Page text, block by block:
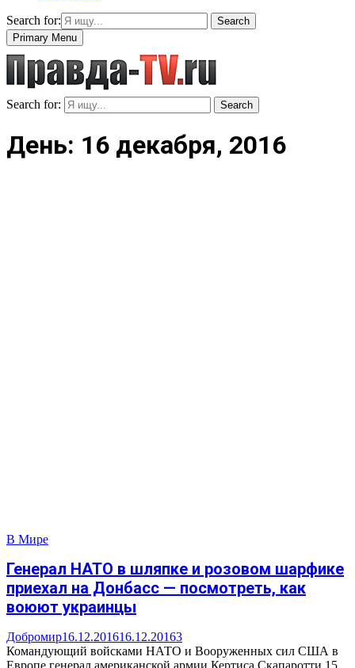
Search for:
Search
Primary Menu
Search for: Search
День: 16 декабря, 2016
В Мире
Генерал НАТО в шляпке и розовом шарфике
приехал на Донбасс — посмотреть, как
воюют украинцы
Добромир16.12.201616.12.20163
Командующий войсками НАТО и Вооруженных сил США в
Европе генерал американской армии Кертиса Скапаротти 15